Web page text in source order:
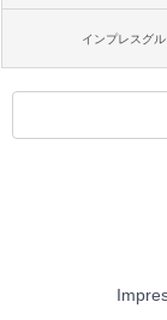
インプレスグ